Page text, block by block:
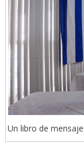
Un libro de